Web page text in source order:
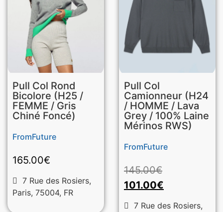
Pull Col Rond
Bicolore (H25 /
FEMME / Gris
Chiné Foncé)
FromFuture
165.00€
7 Rue des Rosiers,
Paris, 75004, FR
Pull Col
Camionneur (H24
/ HOMME / Lava
Grey / 100% Laine
Mérinos RWS)
FromFuture
145.00€
101.00€
7 Rue des Rosiers,